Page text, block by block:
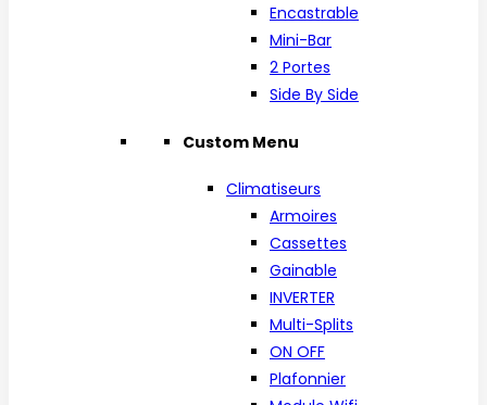
Encastrable
Mini-Bar
2 Portes
Side By Side
Custom Menu
Climatiseurs
Armoires
Cassettes
Gainable
INVERTER
Multi-Splits
ON OFF
Plafonnier